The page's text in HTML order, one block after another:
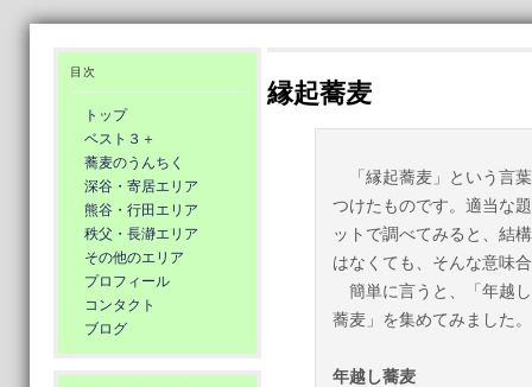
目次
トップ
ベスト３＋
蕎麦のうんちく
深谷・寄居エリア
熊谷・行田エリア
秩父・長瀞エリア
その他のエリア
プロフィール
コンタクト
ブログ
縁起蕎麦
「縁起蕎麦」という言
つけたものです。適当な
ットで調べてみると、結
はなくても、そんな意味
簡単に言うと、「年越
蕎麦」を集めてみました
年越し蕎麦